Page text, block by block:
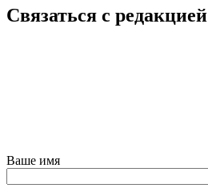
Связаться с редакцией
Ваше имя